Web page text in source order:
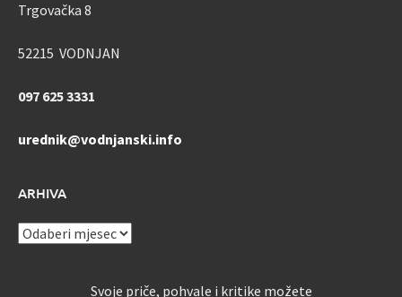
Trgovačka 8
52215 VODNJAN
097 625 3331
urednik@vodnjanski.info
ARHIVA
ARHIVA
Svoje priče, pohvale i kritike možete